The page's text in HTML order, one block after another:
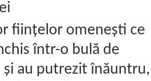
ființelor omenești ce
într-o bulă de
și au putrezit înăuntru,